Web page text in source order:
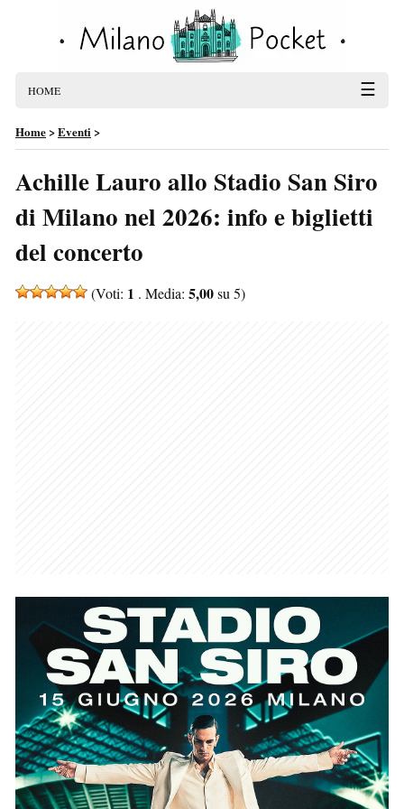
HOME ☰
Home>Eventi>
Achille Lauro allo Stadio San Siro
di Milano nel 2026: info e biglietti
del concerto
(Voti: 1 . Media: 5,00su 5)